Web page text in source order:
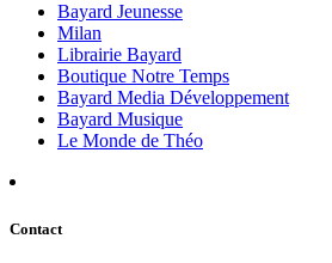
Bayard Jeunesse
Milan
Librairie Bayard
Boutique Notre Temps
Bayard Media Développement
Bayard Musique
Le Monde de Théo
Contact